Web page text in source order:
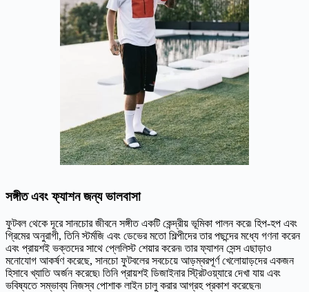
সঙ্গীত এবং ফ্যাশন জন্য ভালবাসা
ফুটবল থেকে দূরে সানচোর জীবনে সঙ্গীত একটি কেন্দ্রীয় ভূমিকা পালন করে৷ হিপ-হপ এবং
গ্রিমের অনুরাগী, তিনি স্টর্মজি এবং ডেভের মতো শিল্পীদের তার পছন্দের মধ্যে গণনা করেন
এবং প্রায়শই ভক্তদের সাথে প্লেলিস্ট শেয়ার করেন৷ তার ফ্যাশন সেন্স এছাড়াও
মনোযোগ আকর্ষণ করেছে, সানচো ফুটবলের সবচেয়ে আড়ম্বরপূর্ণ খেলোয়াড়দের একজন
হিসাবে খ্যাতি অর্জন করেছে৷ তিনি প্রায়শই ডিজাইনার স্ট্রিটওয়্যারে দেখা যায় এবং
ভবিষ্যতে সম্ভাব্য নিজস্ব পোশাক লাইন চালু করার আগ্রহ প্রকাশ করেছেন৷